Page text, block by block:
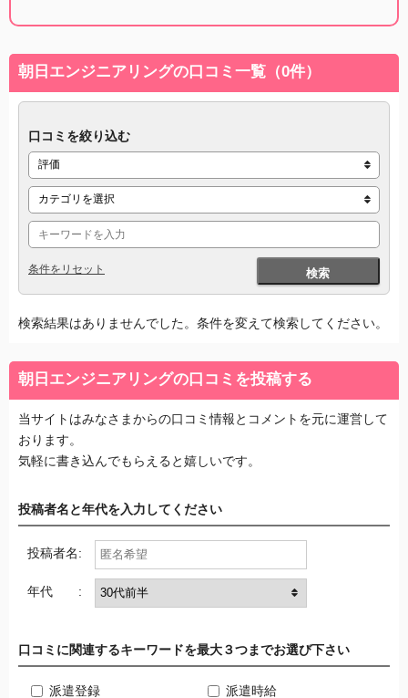
朝日エンジニアリングの口コミ一覧（0件）
口コミを絞り込む
検索
条件をリセット
検索結果はありませんでした。条件を変えて検索してください。
朝日エンジニアリングの口コミを投稿する
当サイトはみなさまからの口コミ情報とコメントを元に運営して
おります。
気軽に書き込んでもらえると嬉しいです。
投稿者名と年代を入力してください
投稿者名:
年代 :
口コミに関連するキーワードを最大３つまでお選び下さい
派遣登録 派遣時給